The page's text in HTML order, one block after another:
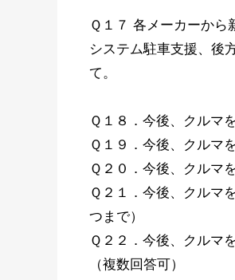
Ｑ１７ 各メーカーか
システム駐車支援、後
て。
Ｑ１８．今後、クルマ
Ｑ１９．今後、クルマ
Ｑ２０．今後、クルマ
Ｑ２１．今後、クルマ
つまで）
Ｑ２２．今後、クルマ
（複数回答可）